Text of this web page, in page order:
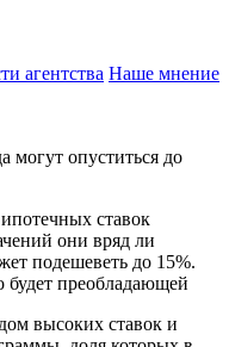
агентства Наше мнение
могут опуститься до
ставок
они вряд ли
подешеветь до 15%.
будет преобладающей
высоких ставок и